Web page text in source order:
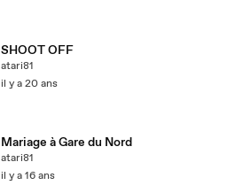
SHOOT OFF
atari81
il y a 20 ans
Mariage à Gare du Nord
atari81
il y a 16 ans